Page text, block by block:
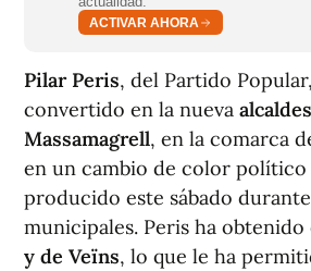
ACTIVAR AHORA
Pilar Peris, del Partido
convertido en la nueva
Massamagrell, en la comarca
en un cambio de color político
producido este sábado
municipales. Peris ha obtenido
y de Veïns, lo que le ha